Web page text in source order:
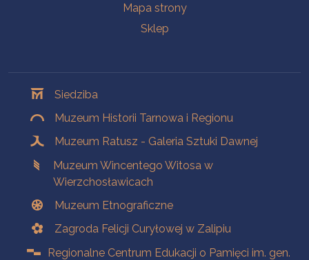
Mapa strony
Sklep
Siedziba
Muzeum Historii Tarnowa i Regionu
Muzeum Ratusz - Galeria Sztuki Dawnej
Muzeum Wincentego Witosa w
Wierzchosławicach
Muzeum Etnograficzne
Zagroda Felicji Curyłowej w Zalipiu
Regionalne Centrum Edukacji o Pamięci im. gen.